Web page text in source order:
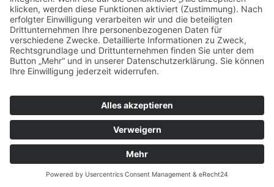
Dr. Veronika Hofinger
Freyung 1, 92539 Schönsee
Tel.:+49 (0)9674 / 92 48 78
veronika.hofinger@cebb.de
bbkult.net
Datenschutzerklärung